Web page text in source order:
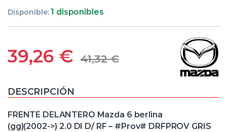
Disponible:1 disponibles
39,26 € 41,32€
DESCRIPCIÓN
FRENTE DELANTERO Mazda 6 berlina
(gg)(2002->) 2.0 DI D/ RF – #Prov# DRFPROV GRIS